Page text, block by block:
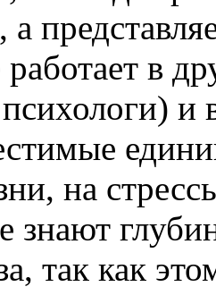
в
и
на
знают
так как